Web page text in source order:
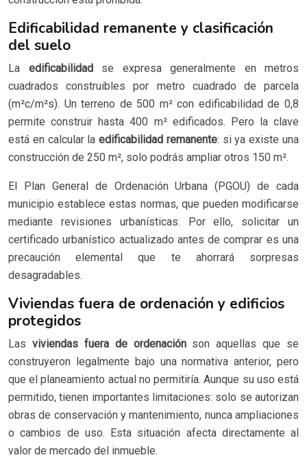
Edificabilidad remanente y clasificación
del suelo
La edificabilidadse expresa generalmente en metros
cuadrados construibles por metro cuadrado de parcela
(m²c/m²s). Un terreno de 500 m² con edificabilidad de 0,8
permite construir hasta 400 m² edificados. Pero la clave
está en calcular laedificabilidad remanente: si ya existe una
construcción de 250 m², solo podrás ampliar otros 150 m².
El Plan General de Ordenación Urbana (PGOU) de cada
municipio establece estas normas, que pueden modificarse
mediante revisiones urbanísticas. Por ello, solicitar un
certificado urbanístico actualizado antes de comprar es una
precaución elemental que te ahorrará sorpresas
desagradables.
Viviendas fuera de ordenación y edificios
protegidos
Las viviendas fuera de ordenaciónson aquellas que se
construyeron legalmente bajo una normativa anterior, pero
que el planeamiento actual no permitiría. Aunque su uso está
permitido, tienen importantes limitaciones: solo se autorizan
obras de conservación y mantenimiento, nunca ampliaciones
o cambios de uso. Esta situación afecta directamente al
valor de mercado del inmueble.